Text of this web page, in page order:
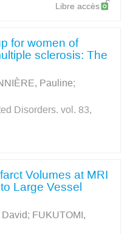
Libre accès
for women of
sclerosis: The
Pauline;
Disorders. vol. 83,
Volumes at MRI
Large Vessel
; FUKUTOMI,